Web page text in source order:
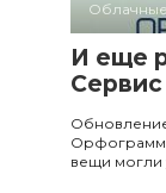
И еще
вещи могли